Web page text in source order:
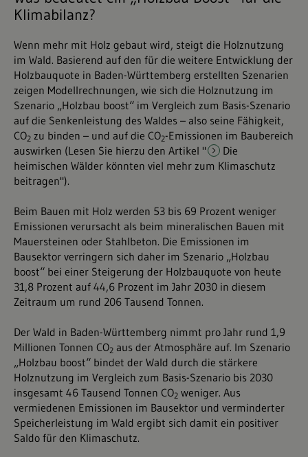
Klimabilanz?
Wenn mehr mit Holz gebaut wird, steigt die Holznutzung
im Wald. Basierend auf den für die weitere Entwicklung der
Holzbauquote in Baden-Württemberg erstellten Szenarien
zeigen Modellrechnungen, wie sich die Holznutzung im
Szenario „Holzbau boost“ im Vergleich zum Basis-Szenario
auf die Senkenleistung des Waldes – also seine Fähigkeit,
CO2 zu binden – und auf die CO2-Emissionen im Baubereich
auswirken (Lesen Sie hierzu den Artikel "
Die
heimischen Wälder könnten viel mehr zum Klimaschutz
beitragen").
Beim Bauen mit Holz werden 53 bis 69 Prozent weniger
Emissionen verursacht als beim mineralischen Bauen mit
Mauersteinen oder Stahlbeton. Die Emissionen im
Bausektor verringern sich daher im Szenario „Holzbau
boost“ bei einer Steigerung der Holzbauquote von heute
31,8 Prozent auf 44,6 Prozent im Jahr 2030 in diesem
Zeitraum um rund 206 Tausend Tonnen.
Der Wald in Baden-Württemberg nimmt pro Jahr rund 1,9
Millionen Tonnen CO2 aus der Atmosphäre auf. Im Szenario
„Holzbau boost“ bindet der Wald durch die stärkere
Holznutzung im Vergleich zum Basis-Szenario bis 2030
insgesamt 46 Tausend Tonnen CO2 weniger. Aus
vermiedenen Emissionen im Bausektor und verminderter
Speicherleistung im Wald ergibt sich damit ein positiver
Saldo für den Klimaschutz.